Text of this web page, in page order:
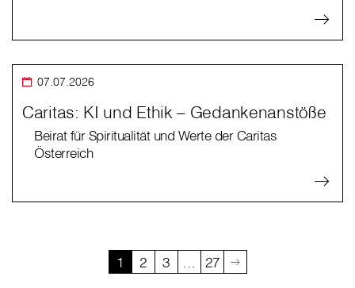
07.07.2026
Caritas: KI und Ethik – Gedankenanstöße
Beirat für Spiritualität und Werte der Caritas
Österreich
1 2 3 … 27